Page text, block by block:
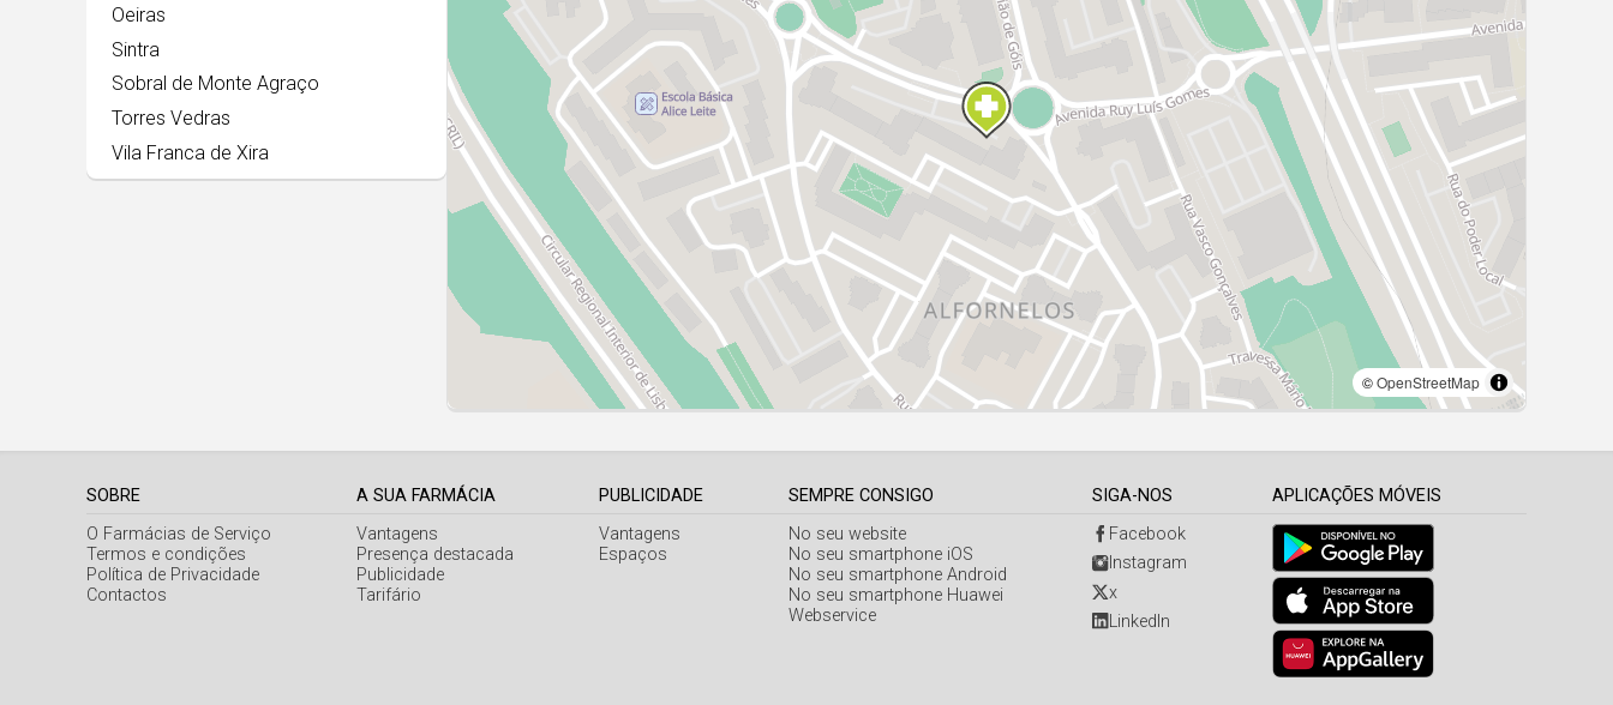
Oeiras
Sintra
Sobral de Monte Agraço
Torres Vedras
Vila Franca de Xira
SOBRE
O Farmácias de Serviço
Termos e condições
Política de Privacidade
Contactos
A SUA FARMÁCIA
Vantagens
Presença destacada
Publicidade
Tarifário
PUBLICIDADE
Vantagens
Espaços
SEMPRE CONSIGO
No seu website
No seu smartphone iOS
No seu smartphone Android
No seu smartphone Huawei
Webservice
SIGA-NOS
Facebook
Instagram
x
LinkedIn
APLICAÇÕES MÓVEIS